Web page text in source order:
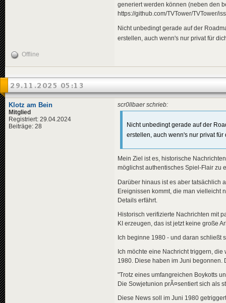
generiert werden können (neben den
https://github.com/TVTower/TVTower/
Nicht unbedingt gerade auf der
erstellen, auch wenn's nur privat für
Offline
29.11.2025 05:13
Klotz am Bein
Mitglied
Registriert: 29.04.2024
Beiträge: 28
scr0llbaer schrieb:
Nicht unbedingt gerade auf der
erstellen, auch wenn's nur privat für
Mein Ziel ist es, historische
möglichst authentisches Spiel-Flair zu
Darüber hinaus ist es aber tatsächlich
Ereignissen kommt, die man vielleicht
Details erfährt.
Historisch verifizierte Nachrichten mit
KI erzeugen, das ist jetzt keine große
Ich beginne 1980 - und daran schließt
Ich möchte eine Nachricht triggern,
1980. Diese haben im Juni begonnen.
"Trotz eines umfangreichen Boykotts
Die Sowjetunion prÃ¤sentiert sich als
Diese News soll im Juni 1980